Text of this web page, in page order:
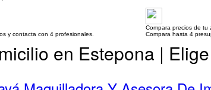
y contacta con 4 profesionales.
Compara precios de tu
Compara hasta 4
en Estepona |